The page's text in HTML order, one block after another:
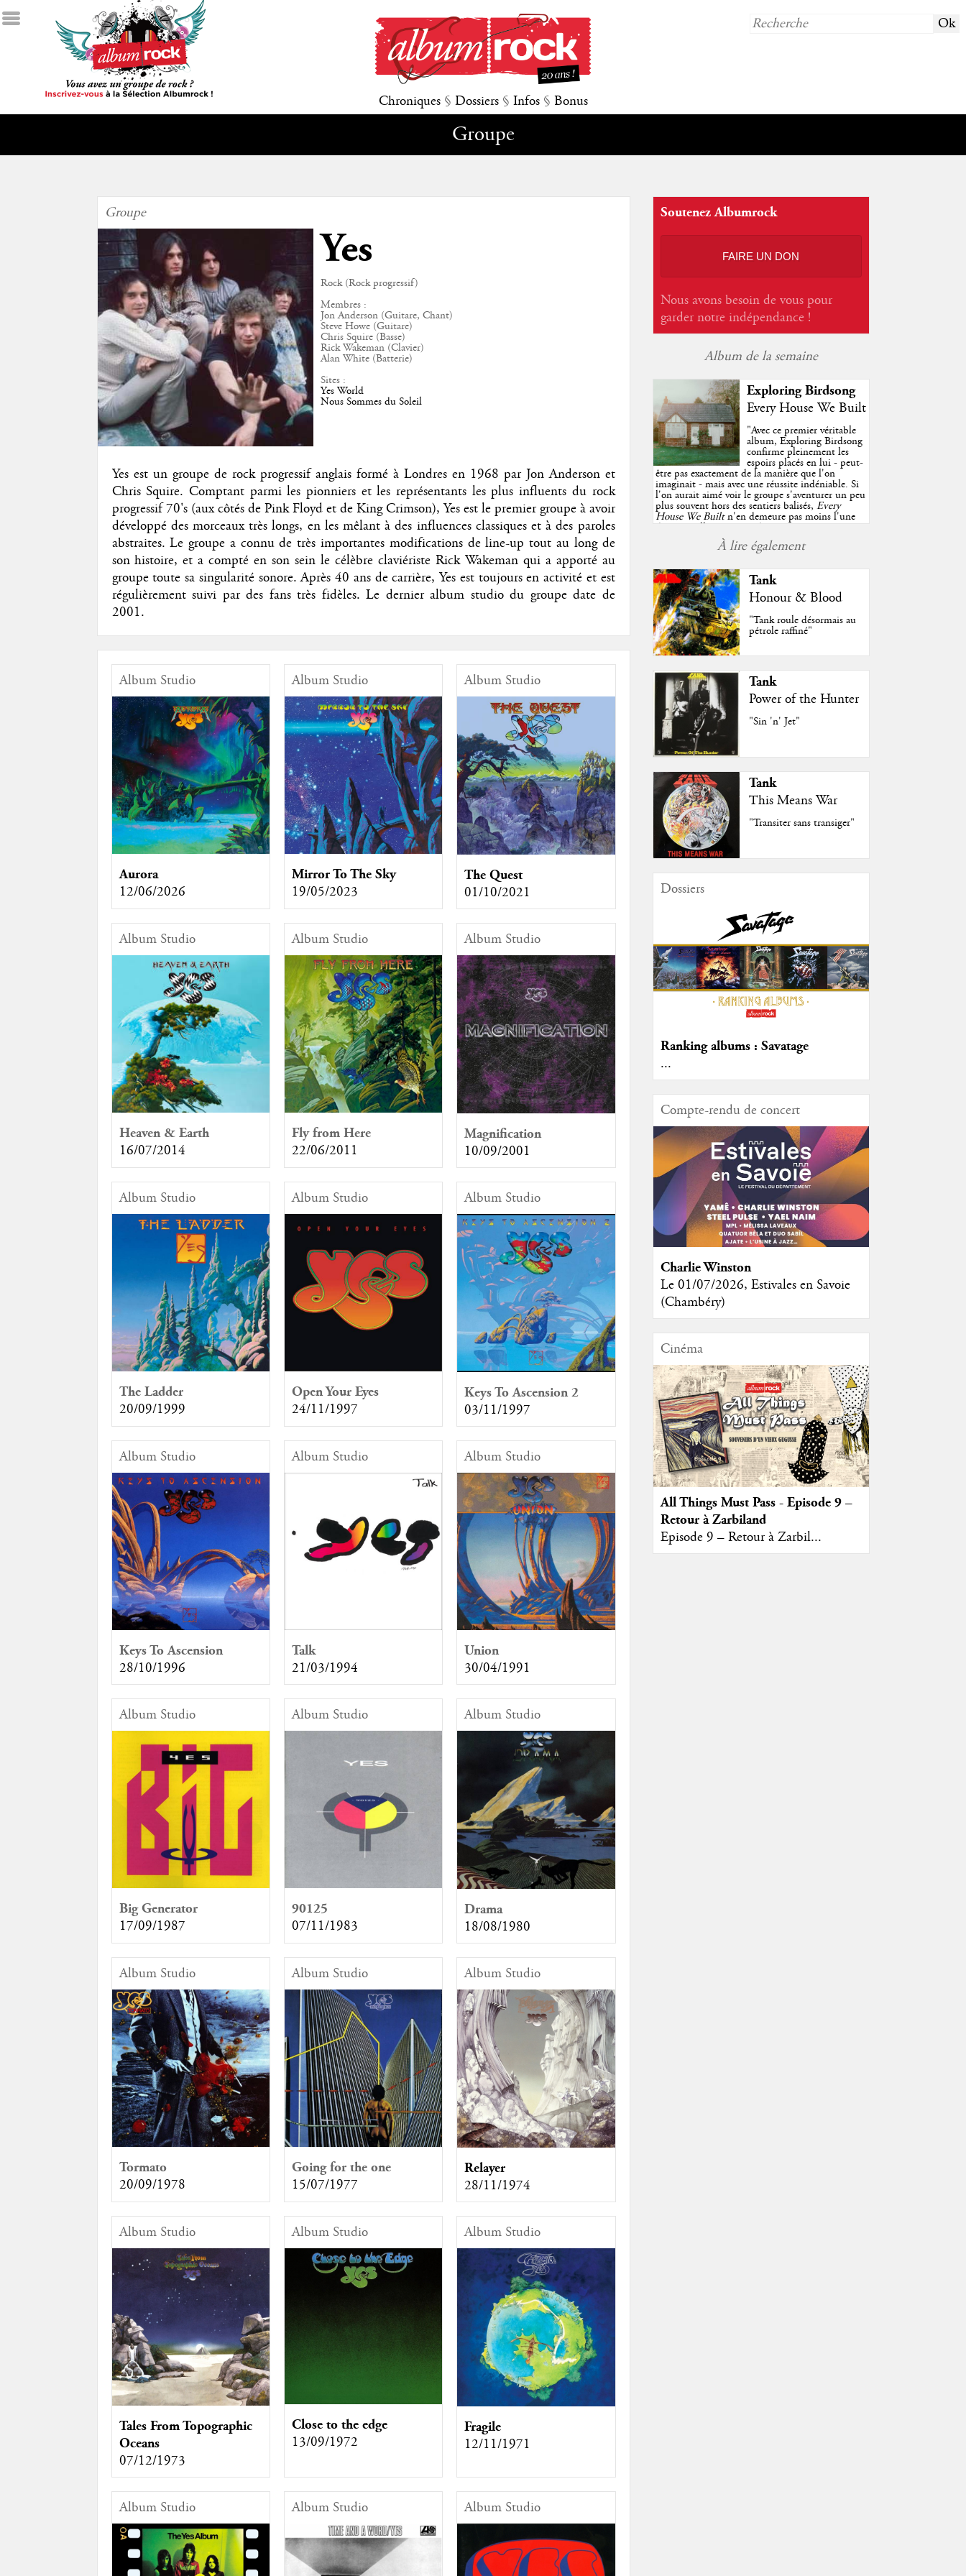
Chroniques § Dossiers § Infos § Bonus
Groupe
Groupe
Yes
Rock (Rock progressif)
Membres :
Jon Anderson (Guitare, Chant)
Steve Howe (Guitare)
Chris Squire (Basse)
Rick Wakeman (Clavier)
Alan White (Batterie)
Sites :
Yes World
Nous Sommes du Soleil
Yes est un groupe de rock progressif anglais formé à Londres en 1968 par Jon Anderson et
Chris Squire. Comptant parmi les pionniers et les représentants les plus influents du rock
progressif 70's (aux côtés de Pink Floyd et de King Crimson), Yes est le premier groupe à avoir
développé des morceaux très longs, en les mêlant à des influences classiques et à des paroles
abstraites. Le groupe a connu de très importantes modifications de line-up tout au long de
son histoire, et a compté en son sein le célèbre claviériste Rick Wakeman qui a apporté au
groupe toute sa singularité sonore. Après 40 ans de carrière, Yes est toujours en activité et est
régulièrement suivi par des fans très fidèles. Le dernier album studio du groupe date de
2001.
Album Studio
Aurora
12/06/2026
Album Studio
Mirror To The Sky
19/05/2023
Album Studio
The Quest
01/10/2021
Album Studio
Heaven & Earth
16/07/2014
Album Studio
Fly from Here
22/06/2011
Album Studio
Magnification
10/09/2001
Album Studio
The Ladder
20/09/1999
Album Studio
Open Your Eyes
24/11/1997
Album Studio
Keys To Ascension 2
03/11/1997
Album Studio
Keys To Ascension
28/10/1996
Album Studio
Talk
21/03/1994
Album Studio
Union
30/04/1991
Album Studio
Big Generator
17/09/1987
Album Studio
90125
07/11/1983
Album Studio
Drama
18/08/1980
Album Studio
Tormato
20/09/1978
Album Studio
Going for the one
15/07/1977
Album Studio
Relayer
28/11/1974
Album Studio
Tales From Topographic
Oceans
07/12/1973
Album Studio
Close to the edge
13/09/1972
Album Studio
Fragile
12/11/1971
Album Studio Album Studio Album Studio
Soutenez Albumrock
FAIRE UN DON
Nous avons besoin de vous pour
garder notre indépendance !
Album de la semaine
Exploring Birdsong
Every House We Built
"Avec ce premier véritable
album, Exploring Birdsong
confirme pleinement les
espoirs placés en lui - peut-
être pas exactement de la manière que l'on
imaginait - mais avec une réussite indéniable. Si
l'on aurait aimé voir le groupe s'aventurer un peu
plus souvent hors des sentiers balisés,Every
House We Builtn'en demeure pas moins l'une
des très belles surprises de cette année, porté par
plusieurs morceaux qui trouveront sans difficulté
une place de choix dans vos playlists estivales.
À lire également
Tank
Honour & Blood
"Tank roule désormais au
pétrole raffiné"
Tank
Power of the Hunter
"Sin 'n' Jet"
Tank
This Means War
"Transiter sans transiger"
Dossiers
Ranking albums : Savatage
...
Compte-rendu de concert
Charlie Winston
Le 01/07/2026, Estivales en Savoie
(Chambéry)
Cinéma
All Things Must Pass - Episode 9 –
Retour à Zarbiland
Episode 9 – Retour à Zarbil...